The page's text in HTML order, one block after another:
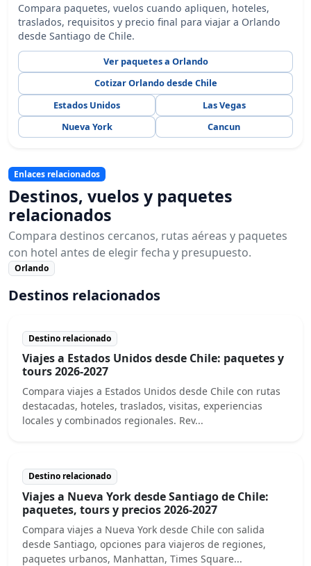
Compara paquetes, vuelos cuando apliquen, hoteles,
traslados, requisitos y precio final para viajar a Orlando
desde Santiago de Chile.
Ver paquetes a Orlando
Cotizar Orlando desde Chile
Estados Unidos
Las Vegas
Nueva York
Cancun
Enlaces relacionados
Destinos, vuelos y paquetes
relacionados
Compara destinos cercanos, rutas aéreas y paquetes
con hotel antes de elegir fecha y presupuesto.
Orlando
Destinos relacionados
Destino relacionado
Viajes a Estados Unidos desde Chile: paquetes y
tours 2026-2027
Compara viajes a Estados Unidos desde Chile con rutas
destacadas, hoteles, traslados, visitas, experiencias
locales y combinados regionales. Rev...
Destino relacionado
Viajes a Nueva York desde Santiago de Chile:
paquetes, tours y precios 2026-2027
Compara viajes a Nueva York desde Chile con salida
desde Santiago, opciones para viajeros de regiones,
paquetes urbanos, Manhattan, Times Square...